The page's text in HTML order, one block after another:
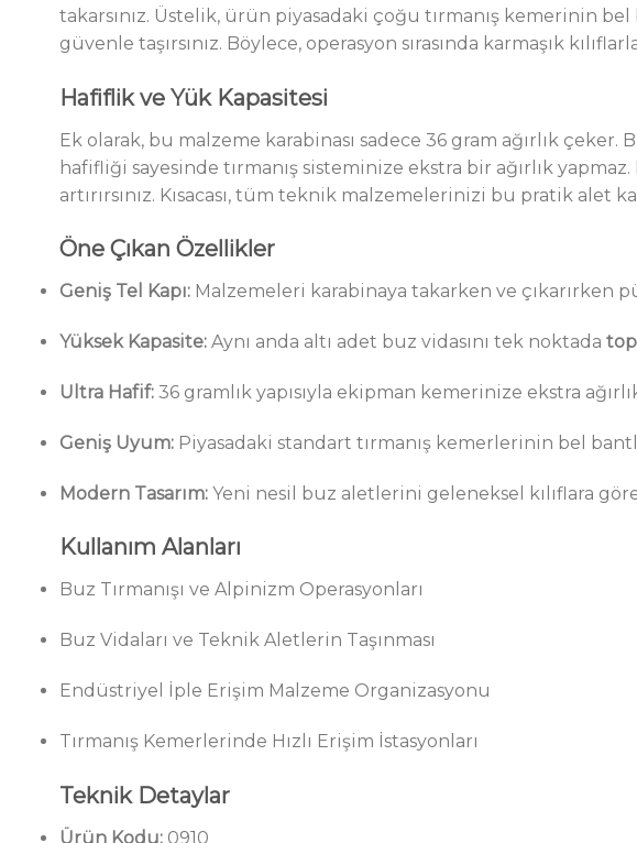
takarsınız. Üstelik, ürün piyasadaki çoğu tırmanış kemerinin
güvenle taşırsınız. Böylece, operasyon sırasında karmaşık
Hafiflik ve Yük Kapasitesi
Ek olarak, bu malzeme karabinası sadece 36 gram ağırlık
hafifliği sayesinde tırmanış sisteminize ekstra bir ağırlık
artırırsınız. Kısacası, tüm teknik malzemelerinizi bu pratik alet
Öne Çıkan Özellikler
Geniş Tel Kapı:Malzemeleri karabinaya takarken ve çıkarırken
Yüksek Kapasite:Aynı anda altı adet buz vidasını tek noktada
Ultra Hafif:36 gramlık yapısıyla ekipman kemerinize ekstra
Geniş Uyum:Piyasadaki standart tırmanış kemerlerinin bel
Modern Tasarım:Yeni nesil buz aletlerini geleneksel kılıflara
Kullanım Alanları
Buz Tırmanışı ve Alpinizm Operasyonları
Buz Vidaları ve Teknik Aletlerin Taşınması
Endüstriyel İple Erişim Malzeme Organizasyonu
Tırmanış Kemerlerinde Hızlı Erişim İstasyonları
Teknik Detaylar
Ürün Kodu:0910